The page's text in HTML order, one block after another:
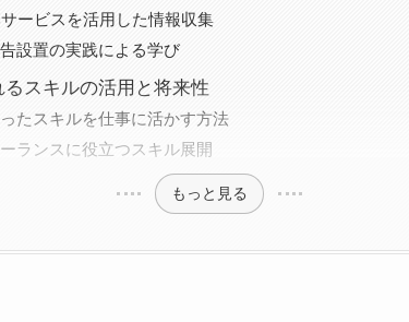
ービスを活用した情報収集
設置の実践による学び
スキルの活用と将来性
たスキルを仕事に活かす方法
ランスに役立つスキル展開
もっと見る